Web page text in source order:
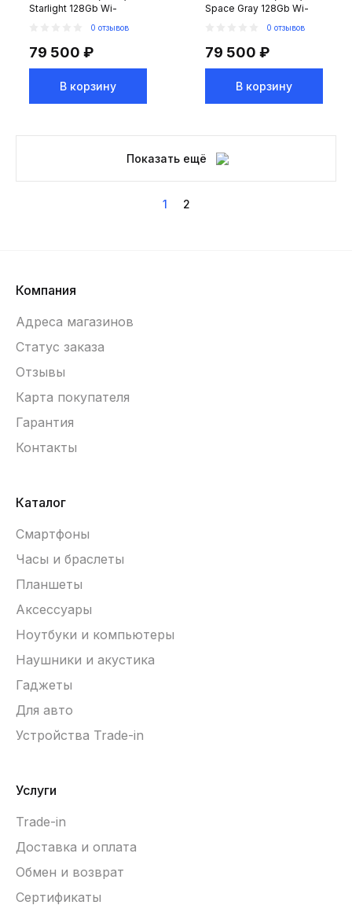
Starlight 128Gb Wi-
0 отзывов
79 500 ₽
В корзину
Space Gray 128Gb Wi-
0 отзывов
79 500 ₽
В корзину
Показать ещё
1 2
Компания
Адреса магазинов
Статус заказа
Отзывы
Карта покупателя
Гарантия
Контакты
Каталог
Смартфоны
Часы и браслеты
Планшеты
Аксессуары
Ноутбуки и компьютеры
Наушники и акустика
Гаджеты
Для авто
Устройства Trade-in
Услуги
Trade-in
Доставка и оплата
Обмен и возврат
Сертификаты